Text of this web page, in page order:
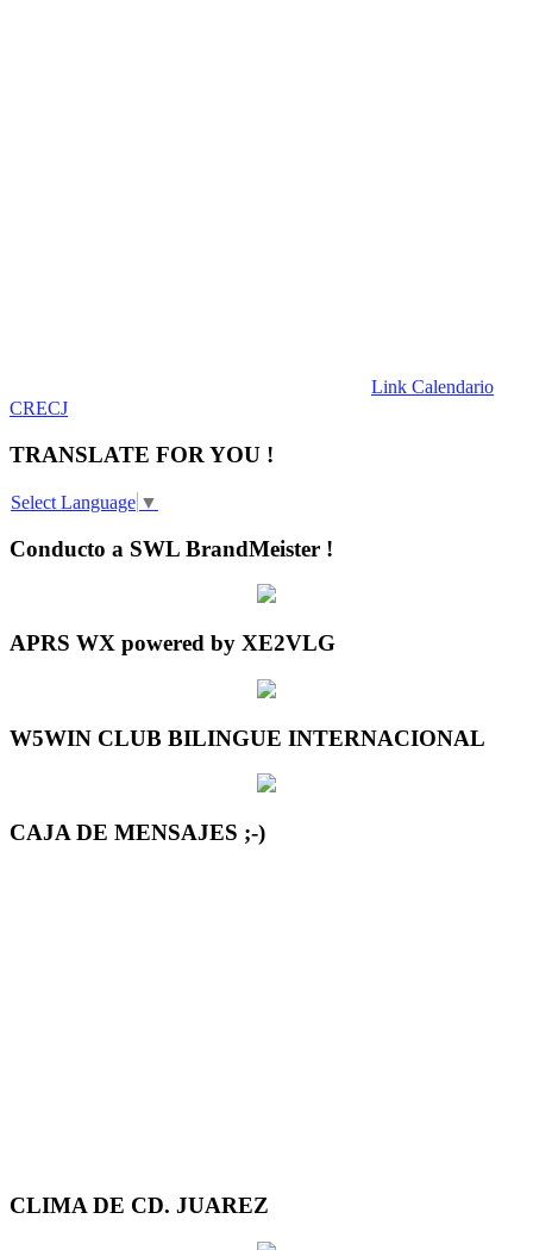
Link Calendario
CRECJ
TRANSLATE FOR YOU !
Select Language ▼
Conducto a SWL BrandMeister !
APRS WX powered by XE2VLG
W5WIN CLUB BILINGUE INTERNACIONAL
CAJA DE MENSAJES ;-)
CLIMA DE CD. JUAREZ